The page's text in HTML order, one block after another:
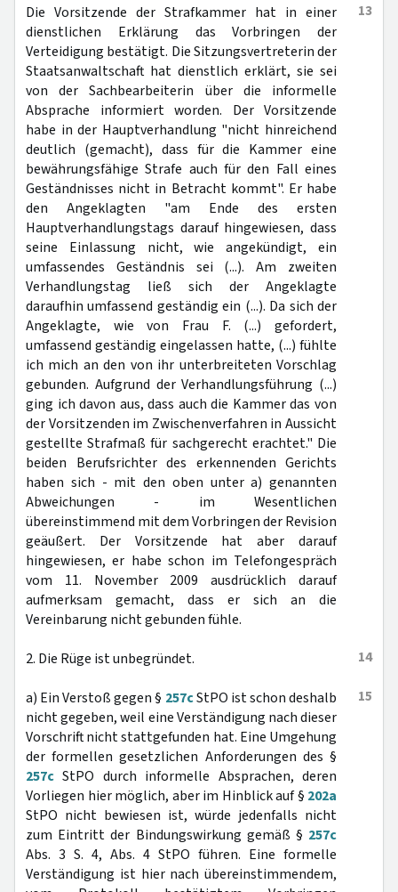
13
Die Vorsitzende der Strafkammer hat in einer
dienstlichen Erklärung das Vorbringen der
Verteidigung bestätigt. Die Sitzungsvertreterin der
Staatsanwaltschaft hat dienstlich erklärt, sie sei
von der Sachbearbeiterin über die informelle
Absprache informiert worden. Der Vorsitzende
habe in der Hauptverhandlung "nicht hinreichend
deutlich (gemacht), dass für die Kammer eine
bewährungsfähige Strafe auch für den Fall eines
Geständnisses nicht in Betracht kommt". Er habe
den Angeklagten "am Ende des ersten
Hauptverhandlungstags darauf hingewiesen, dass
seine Einlassung nicht, wie angekündigt, ein
umfassendes Geständnis sei (...). Am zweiten
Verhandlungstag ließ sich der Angeklagte
daraufhin umfassend geständig ein (...). Da sich der
Angeklagte, wie von Frau F. (...) gefordert,
umfassend geständig eingelassen hatte, (...) fühlte
ich mich an den von ihr unterbreiteten Vorschlag
gebunden. Aufgrund der Verhandlungsführung (...)
ging ich davon aus, dass auch die Kammer das von
der Vorsitzenden im Zwischenverfahren in Aussicht
gestellte Strafmaß für sachgerecht erachtet." Die
beiden Berufsrichter des erkennenden Gerichts
haben sich - mit den oben unter a) genannten
Abweichungen - im Wesentlichen
übereinstimmend mit dem Vorbringen der Revision
geäußert. Der Vorsitzende hat aber darauf
hingewiesen, er habe schon im Telefongespräch
vom 11. November 2009 ausdrücklich darauf
aufmerksam gemacht, dass er sich an die
Vereinbarung nicht gebunden fühle.
14
2. Die Rüge ist unbegründet.
15
a) Ein Verstoß gegen § 257cStPO ist schon deshalb
nicht gegeben, weil eine Verständigung nach dieser
Vorschrift nicht stattgefunden hat. Eine Umgehung
der formellen gesetzlichen Anforderungen des §
257c StPO durch informelle Absprachen, deren
Vorliegen hier möglich, aber im Hinblick auf § 202a
StPO nicht bewiesen ist, würde jedenfalls nicht
zum Eintritt der Bindungswirkung gemäß § 257c
Abs. 3 S. 4, Abs. 4 StPO führen. Eine formelle
Verständigung ist hier nach übereinstimmendem,